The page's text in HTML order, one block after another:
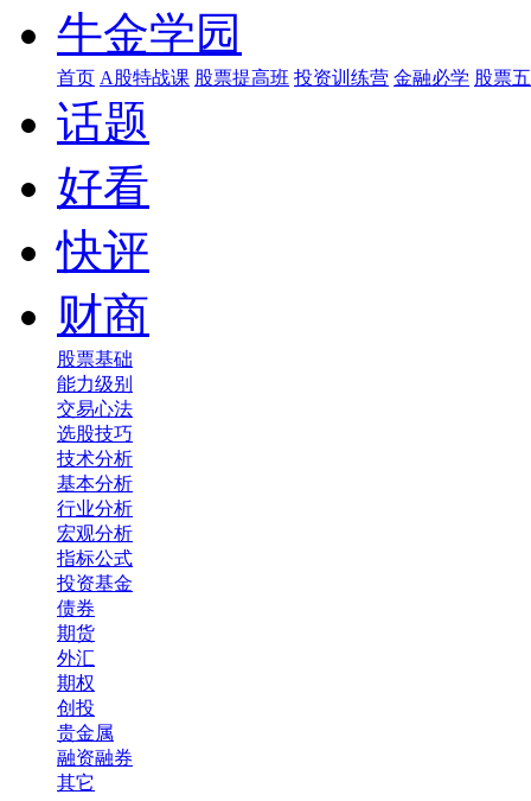
牛金学园
首页 A股特战课 股票提高班 投资训练营 金融必学 股票
话题
好看
快评
财商
股票基础
能力级别
交易心法
选股技巧
技术分析
基本分析
行业分析
宏观分析
指标公式
投资基金
债券
期货
外汇
期权
创投
贵金属
融资融券
其它